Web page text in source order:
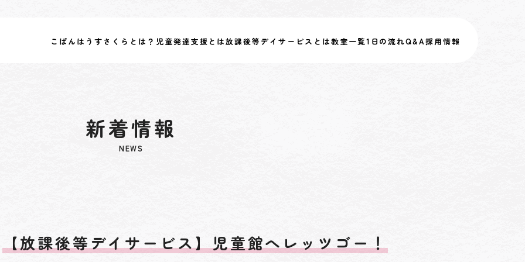
こぱんはうすさくらとは？ 児童発達支援とは放課後等デイサービスとは教室一覧1日の流れQ&A採用情報
新着情報
NEWS
【放課後等デイサービス】児童館へレッツゴー！